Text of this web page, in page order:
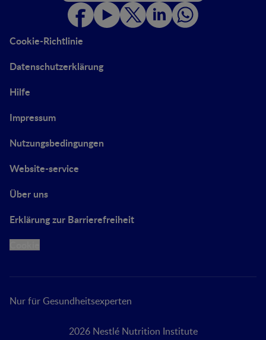
Cookie-Richtlinie
Datenschutzerklärung
Hilfe
Impressum
Nutzungsbedingungen
Website-service
Über uns
Erklärung zur Barrierefreiheit
Nur für Gesundheitsexperten
2026 Nestlé Nutrition Institute